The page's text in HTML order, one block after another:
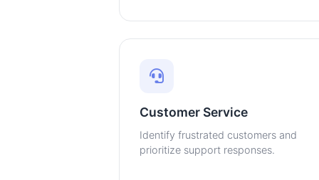
Customer Service
Identify frustrated customers and
prioritize support responses.